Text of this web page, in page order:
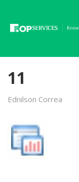
11
Ednilson Correa